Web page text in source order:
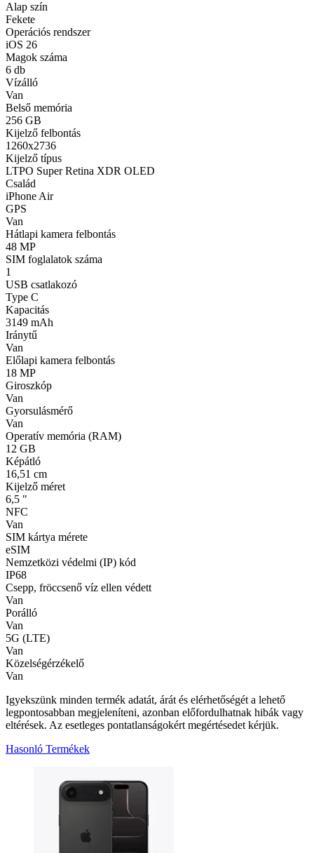
Alap szín
Fekete
Operációs rendszer
iOS 26
Magok száma
6 db
Vízálló
Van
Belső memória
256 GB
Kijelző felbontás
1260x2736
Kijelző típus
LTPO Super Retina XDR OLED
Család
iPhone Air
GPS
Van
Hátlapi kamera felbontás
48 MP
SIM foglalatok száma
1
USB csatlakozó
Type C
Kapacitás
3149 mAh
Iránytű
Van
Előlapi kamera felbontás
18 MP
Giroszkóp
Van
Gyorsulásmérő
Van
Operatív memória (RAM)
12 GB
Képátló
16,51 cm
Kijelző méret
6,5 "
NFC
Van
SIM kártya mérete
eSIM
Nemzetközi védelmi (IP) kód
IP68
Csepp, fröccsenő víz ellen védett
Van
Porálló
Van
5G (LTE)
Van
Közelségérzékelő
Van
Igyekszünk minden termék adatát, árát és elérhetőségét a lehető
legpontosabban megjeleníteni, azonban előfordulhatnak hibák vagy
eltérések. Az esetleges pontatlanságokért megértésedet kérjük.
Hasonló Termékek